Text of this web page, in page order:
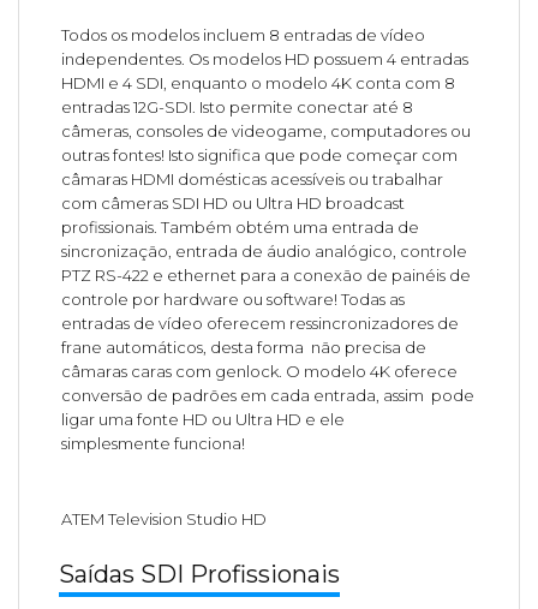
Todos os modelos incluem 8 entradas de vídeo
independentes. Os modelos HD possuem 4 entradas
HDMI e 4 SDI, enquanto o modelo 4K conta com 8
entradas 12G-SDI. Isto permite conectar até 8
câmeras, consoles de videogame, computadores ou
outras fontes! Isto significa que pode começar com
câmaras HDMI domésticas acessíveis ou trabalhar
com câmeras SDI HD ou Ultra HD broadcast
profissionais. Também obtém uma entrada de
sincronização, entrada de áudio analógico, controle
PTZ RS-422 e ethernet para a conexão de painéis de
controle por hardware ou software! Todas as
entradas de vídeo oferecem ressincronizadores de
frane automáticos, desta forma não precisa de
câmaras caras com genlock. O modelo 4K oferece
conversão de padrões em cada entrada, assim pode
ligar uma fonte HD ou Ultra HD e ele
simplesmente funciona!
ATEM Television Studio HD
Saídas SDI Profissionais